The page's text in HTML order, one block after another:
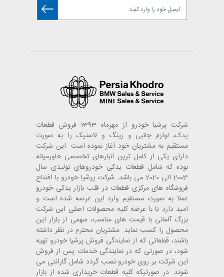
شرکت پرشیا خودرو از مهرماه 1393 فروش قطعات
یدک، لوازم جانبی و رینگ و لاستیک را به صورت
مستقیم به مشتریان خود آغاز نموده است. این شرکت
دارای یکی از کامل ترین انبارهای تخصصی خاورمیانه
بوده که شامل قطعات یدکی خودروهای تولیدی سال
2003 الی 2020 می باشد. شرکت پرشیا خودرو با افتتاح
فروشگاه های مرکزی قطعات در قلب بازار یدکی خودرو
عملا به صورت مستقیم وارد این عرصه شده است و
امید دارد تا با عرضه کلیه محصولات اصلی این شرکت
بزرگ آلمانی با قیمت های مناسب، سهمی از بازار این
محصول را کسب نماید. مشتریان محترم در نظر داشته
باشند، قطعاتی که از نمایندگی فروش پرشیا خودرو تهیه
شود، در صورتی که در نمایندگی خدمات پس از فروش
این شرکت بر روی خودرو نصب گردد شامل گارانتی می
شوند. در صورتیکه کلیه قطعات خریداری شده از بازار